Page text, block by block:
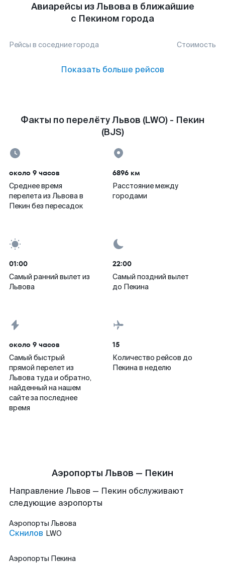
Авиарейсы из Львова в ближайшие
с Пекином города
Рейсы в соседние города Стоимость
Показать больше рейсов
Факты по перелёту Львов (LWO) - Пекин
(BJS)
около 9 часов
Среднее время
перелета из Львова в
Пекин без пересадок
6896 км
Расстояние между
городами
01:00
Самый ранний вылет из
Львова
22:00
Самый поздний вылет
до Пекина
около 9 часов
Самый быстрый
прямой перелет из
Львова туда и обратно,
найденный на нашем
сайте за последнее
время
15
Количество рейсов до
Пекина в неделю
Аэропорты Львов — Пекин
Направление Львов — Пекин обслуживают
следующие аэропорты
Аэропорты Львова
Скнилов LWO
Аэропорты Пекина